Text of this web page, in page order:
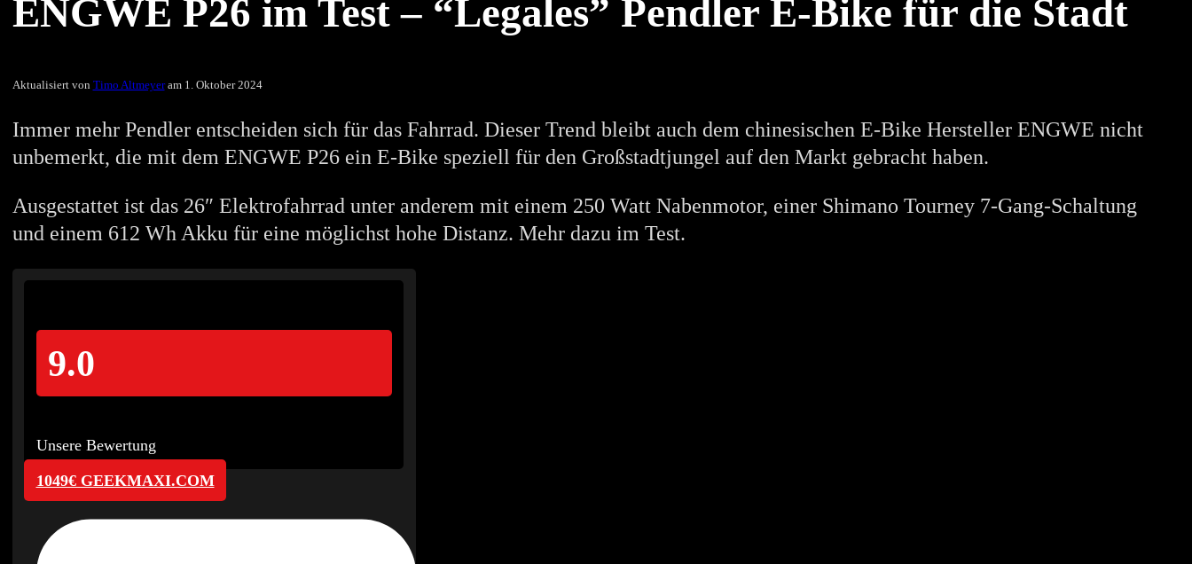
ENGWE P26 im Test – “Legales” Pendler E-Bike für die Stadt
Aktualisiert von Timo Altmeyeram 1. Oktober 2024
Immer mehr Pendler entscheiden sich für das Fahrrad. Dieser Trend bleibt auch dem chinesischen E-Bike Hersteller ENGWE nicht
unbemerkt, die mit dem ENGWE P26 ein E-Bike speziell für den Großstadtjungel auf den Markt gebracht haben.
Ausgestattet ist das 26″ Elektrofahrrad unter anderem mit einem 250 Watt Nabenmotor, einer Shimano Tourney 7-Gang-Schaltung
und einem 612 Wh Akku für eine möglichst hohe Distanz. Mehr dazu im Test.
9.0
Unsere Bewertung
1049€ GEEKMAXI.COM